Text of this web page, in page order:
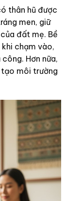
thân hũ được
men, giữ
đất mẹ. Bề
chạm vào,
Hơn nữa,
môi trường